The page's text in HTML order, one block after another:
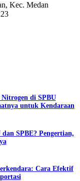
Kec. Medan
di SPBU
untuk Kendaraan
SPBE? Pengertian,
Cara Efektif